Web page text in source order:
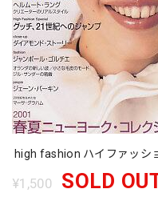
high fashion ハイファッシ
¥1,500 SOLD